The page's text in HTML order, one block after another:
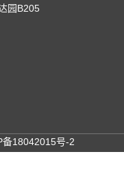
园B205
备18042015号-2